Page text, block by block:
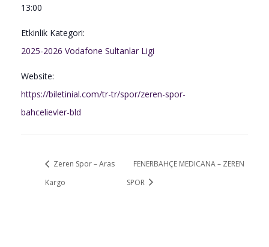
13:00
Etkinlik Kategori:
2025-2026 Vodafone Sultanlar Ligi
Website:
https://biletinial.com/tr-tr/spor/zeren-spor-
bahcelievler-bld
Zeren Spor – Aras
Kargo
FENERBAHÇE MEDICANA – ZEREN
SPOR